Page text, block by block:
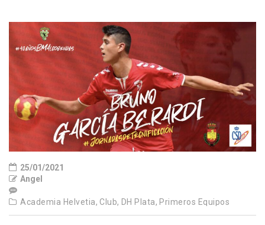
25/01/2021
Angel
Academia Helvetia, Club, DH Plata, Primeros Equipos